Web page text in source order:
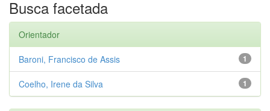
Busca facetada
Orientador
1
Baroni, Francisco de Assis
1
Coelho, Irene da Silva